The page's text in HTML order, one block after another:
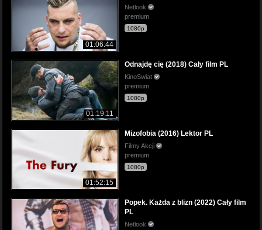
01:06:44
Netlook
premium
1080p
01:19:11
Odnajdę cię (2018) Cały film PL
KinoSwiat
premium
1080p
01:52:15
Mizofobia (2016) Lektor PL
Filmy Akcji
premium
1080p
Popek. Każda z blizn (2022) Cały film
PL
Netlook